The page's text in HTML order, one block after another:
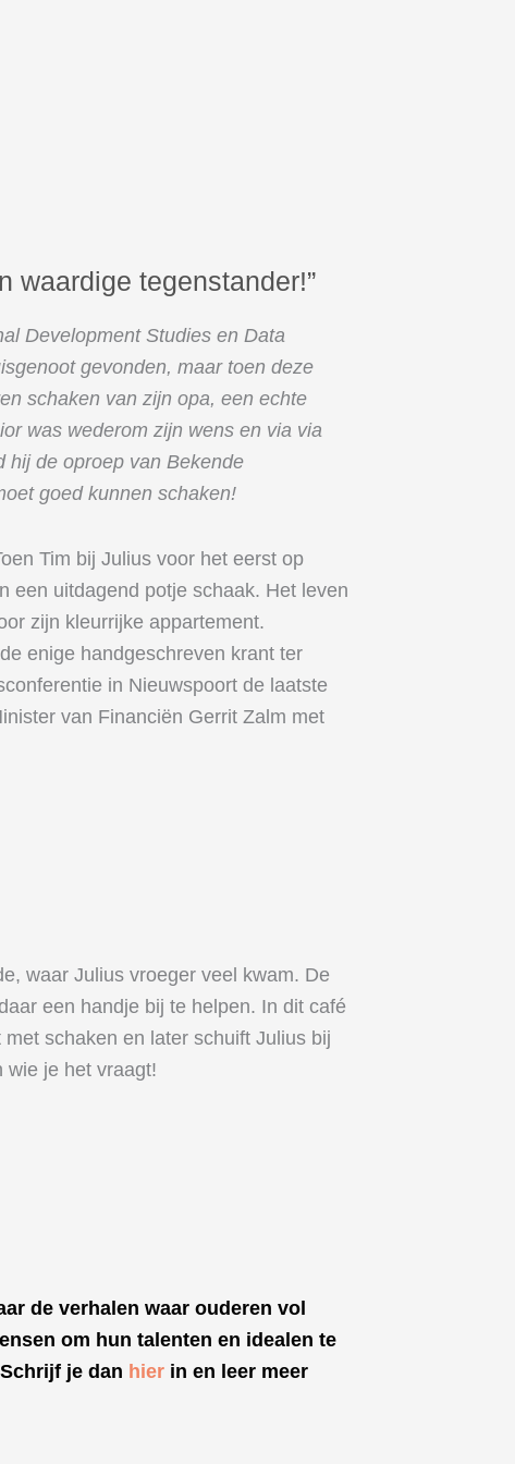
waardige tegenstander!”
Development Studies en Data
gevonden, maar toen deze
schaken van zijn opa, een echte
was wederom zijn wens en via via
hij de oproep van Bekende
goed kunnen schaken!
Tim bij Julius voor het eerst op
een uitdagend potje schaak. Het leven
zijn kleurrijke appartement.
enige handgeschreven krant ter
in Nieuwspoort de laatste
van Financiën Gerrit Zalm met
waar Julius vroeger veel kwam. De
een handje bij te helpen. In dit café
schaken en later schuift Julius bij
wie je het vraagt!
de verhalen waar ouderen vol
om hun talenten en idealen te
je dan hier in en leer meer